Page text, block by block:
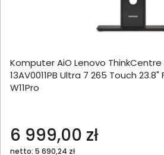
Komputer AiO Lenovo ThinkCentre
13AV0011PB Ultra 7 265 Touch 23.8"
W11Pro
6 999,00 zł
netto: 5 690,24 zł